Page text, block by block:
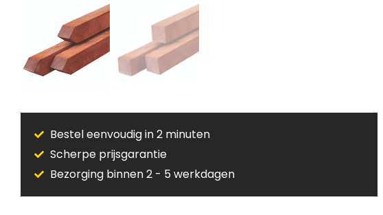
Bestel eenvoudig in 2 minuten
Scherpe prijsgarantie
Bezorging binnen 2 - 5 werkdagen